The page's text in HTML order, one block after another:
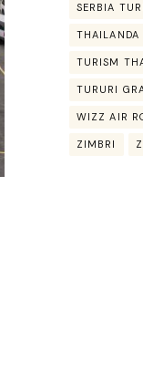
SERBIA
THAILANDA
TURISM
TURURI
WIZZ AIR
ZIMBRI